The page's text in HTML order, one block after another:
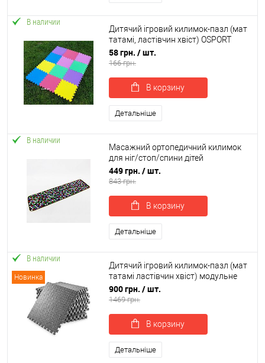
В наличии
Дитячий ігровий килимок-пазл (мат
татамі, ластівчин хвіст) OSPORT
30см х 30см товщина 10мм (FI-0133-
1)
58 грн. / шт.
166 грн.
В корзину
Детальніше
В наличии
Масажний ортопедичний килимок
для ніг/стоп/спини дітей
(акупунктурний масажер) OSPORT
Baby №1 (apl-035)
449 грн. / шт.
843 грн.
В корзину
Детальніше
Новинка
В наличии
Дитячий ігровий килимок-пазл (мат
татамі ластівчин хвіст) модульне
покриття для підлоги 6шт EVA
OSPORT (OF-0311)
900 грн. / шт.
1469 грн.
В корзину
Детальніше